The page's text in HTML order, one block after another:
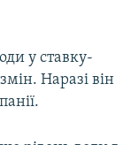
у ставку-
Наразі він